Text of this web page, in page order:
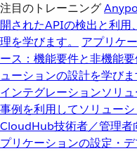
注目のトレーニング
開されたAPIの検出と利用
理を学びます。
アプリケ
ース：機能要件と非機能
ューションの設計を学びま
インテグレーションソリ
事例を利用してソリューシ
CloudHub技術者／管理
プリケーションの設定・